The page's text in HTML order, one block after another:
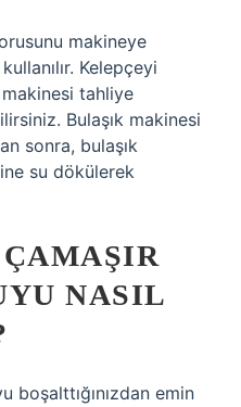
makineye
Kelepçeyi
makinesi tahliye
Bulaşık makinesi
sonra, bulaşık
su dökülerek
NASIL
boşalttığınızdan emin